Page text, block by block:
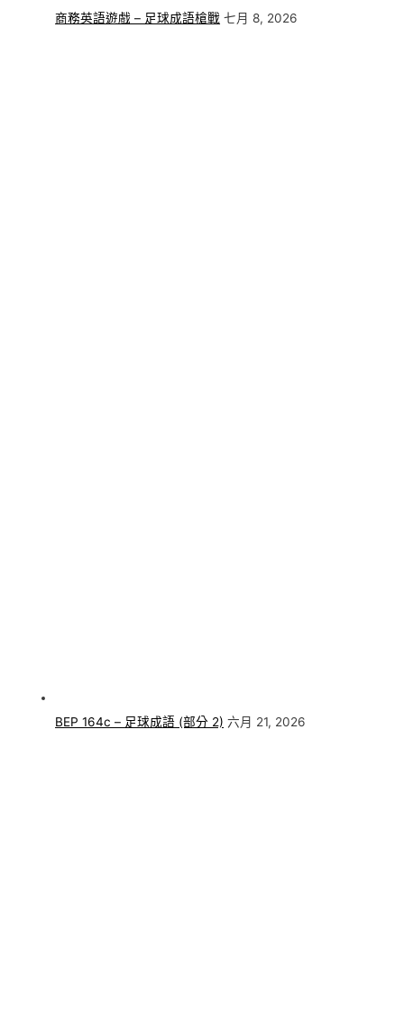
商務英語遊戲 – 足球成語槍戰 七月 8, 2026
BEP 164c – 足球成語 (部分 2) 六月 21, 2026